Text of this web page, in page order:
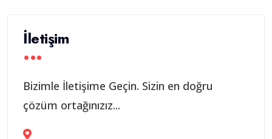
İletişim
Bizimle İletişime Geçin. Sizin en doğru
çözüm ortağınızız...